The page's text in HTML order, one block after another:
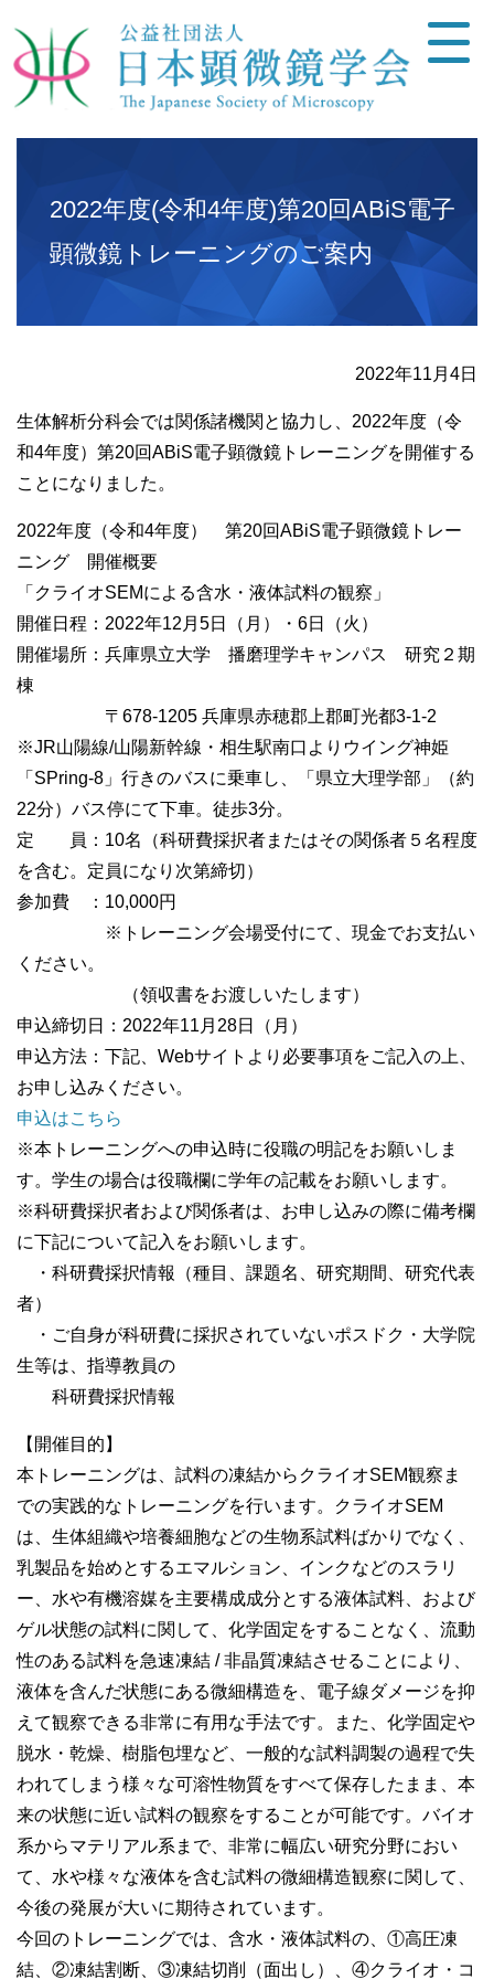
2022年度(令和4年度)第20回ABiS電子
顕微鏡トレーニングのご案内
2022年11月4日
生体解析分科会では関係諸機関と協力し、2022年度（令
和4年度）第20回ABiS電子顕微鏡トレーニングを開催する
ことになりました。
2022年度（令和4年度） 第20回ABiS電子顕微鏡トレー
ニング 開催概要
「クライオSEMによる含水・液体試料の観察」
開催日程：2022年12月5日（月）・6日（火）
開催場所：兵庫県立大学 播磨理学キャンパス 研究２期
棟
〒678-1205 兵庫県赤穂郡上郡町光都3-1-2
※JR山陽線/山陽新幹線・相生駅南口よりウイング神姫
「SPring-8」行きのバスに乗車し、「県立大理学部」（約
22分）バス停にて下車。徒歩3分。
定 員：10名（科研費採択者またはその関係者５名程度
を含む。定員になり次第締切）
参加費 ：10,000円
※トレーニング会場受付にて、現金でお支払い
ください。
（領収書をお渡しいたします）
申込締切日：2022年11月28日（月）
申込方法：下記、Webサイトより必要事項をご記入の上、
お申し込みください。
申込はこちら
※本トレーニングへの申込時に役職の明記をお願いしま
す。学生の場合は役職欄に学年の記載をお願いします。
※科研費採択者および関係者は、お申し込みの際に備考欄
に下記について記入をお願いします。
・科研費採択情報（種目、課題名、研究期間、研究代表
者）
・ご自身が科研費に採択されていないポスドク・大学院
生等は、指導教員の
科研費採択情報
【開催目的】
本トレーニングは、試料の凍結からクライオSEM観察ま
での実践的なトレーニングを行います。クライオSEM
は、生体組織や培養細胞などの生物系試料ばかりでなく、
乳製品を始めとするエマルション、インクなどのスラリ
ー、水や有機溶媒を主要構成成分とする液体試料、および
ゲル状態の試料に関して、化学固定をすることなく、流動
性のある試料を急速凍結 / 非晶質凍結させることにより、
液体を含んだ状態にある微細構造を、電子線ダメージを抑
えて観察できる非常に有用な手法です。また、化学固定や
脱水・乾燥、樹脂包埋など、一般的な試料調製の過程で失
われてしまう様々な可溶性物質をすべて保存したまま、本
来の状態に近い試料の観察をすることが可能です。バイオ
系からマテリアル系まで、非常に幅広い研究分野におい
て、水や様々な液体を含む試料の微細構造観察に関して、
今後の発展が大いに期待されています。
今回のトレーニングでは、含水・液体試料の、①高圧凍
結、②凍結割断、③凍結切削（面出し）、④クライオ・コ